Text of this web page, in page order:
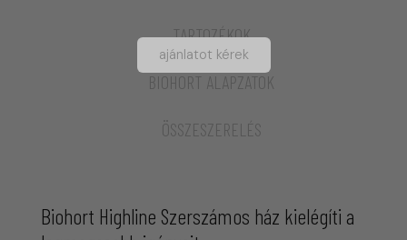
TARTOZÉKOK
BIOHORT ALAPZATOK
ÖSSZESZERELÉS
Biohort Highline Szerszámos ház kielégíti a
ajánlatot kérek